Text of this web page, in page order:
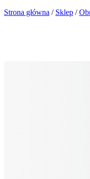
Strona główna / Sklep /